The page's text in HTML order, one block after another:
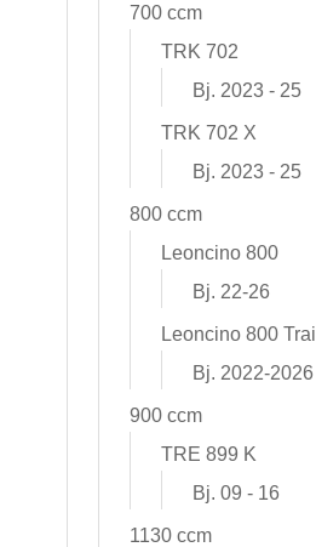
700 ccm
TRK 702
Bj. 2023 - 25
TRK 702 X
Bj. 2023 - 25
800 ccm
Leoncino 800
Bj. 22-26
Leoncino 800 Trail
Bj. 2022-2026
900 ccm
TRE 899 K
Bj. 09 - 16
1130 ccm